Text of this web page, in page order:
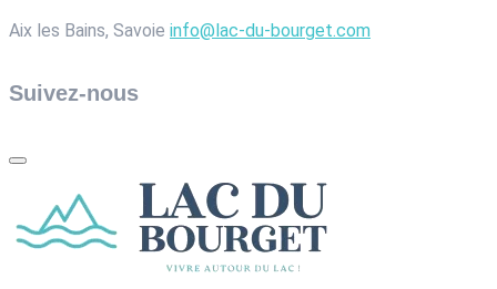
Aix les Bains, Savoie info@lac-du-bourget.com
Suivez-nous